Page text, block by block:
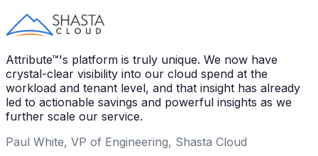
Attribute™'s platform is truly unique. We now have
crystal-clear visibility into our cloud spend at the
workload and tenant level, and that insight has already
led to actionable savings and powerful insights as we
further scale our service.
Paul White, VP of Engineering, Shasta Cloud